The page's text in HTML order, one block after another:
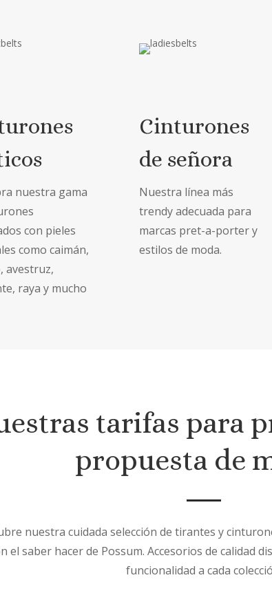
nuestra gama
con pieles
como caimán,
avestruz,
raya y mucho
Cinturones
de señora
Nuestra línea más
trendy adecuada para
marcas pret-a-porter y
estilos de moda.
tarifas para
propuesta de
nuestra cuidada selección de tirantes y
el saber hacer de Possum. Accesorios de calidad
funcionalidad a cada